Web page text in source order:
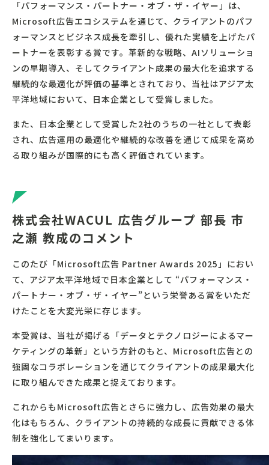
「パフォーマンス・パートナー・オブ・ザ・イヤー」は、
Microsoft広告エコシステムを通じて、クライアントのパフ
ォーマンスとビジネス成長を牽引し、優れた実績を上げたパ
ートナーを表彰する賞です。革新的な戦略、AIソリューショ
ンの早期導入、そしてクライアント成果の最大化を追求する
継続的な最適化が評価の基準とされており、当社はアジア太
平洋地域において、日本企業として受賞しました。
また、日本企業として受賞した2社のうちの一社として表彰
され、広告運用の最適化や継続的な改善を通じて成果を高め
る取り組みが国際的にも高く評価されています。
株式会社WACUL 広告グループ 部長 市
之瀬 教成のコメント
このたび「Microsoft広告 Partner Awards 2025」におい
て、アジア太平洋地域で日本企業として “パフォーマンス・
パートナー・オブ・ザ・イヤー”という栄誉ある賞をいただ
けたことを大変光栄に存じます。
本受賞は、当社が掲げる「データとテクノロジーによるマー
ケティングの革新」という方針のもと、Microsoft広告との
強固なコラボレーションを通じてクライアントの成果最大化
に取り組んできた成果と捉えております。
これからもMicrosoft広告とさらに強力し、広告効果の最大
化はもちろん、クライアントの持続的な成長に貢献できる体
制を強化してまいります。